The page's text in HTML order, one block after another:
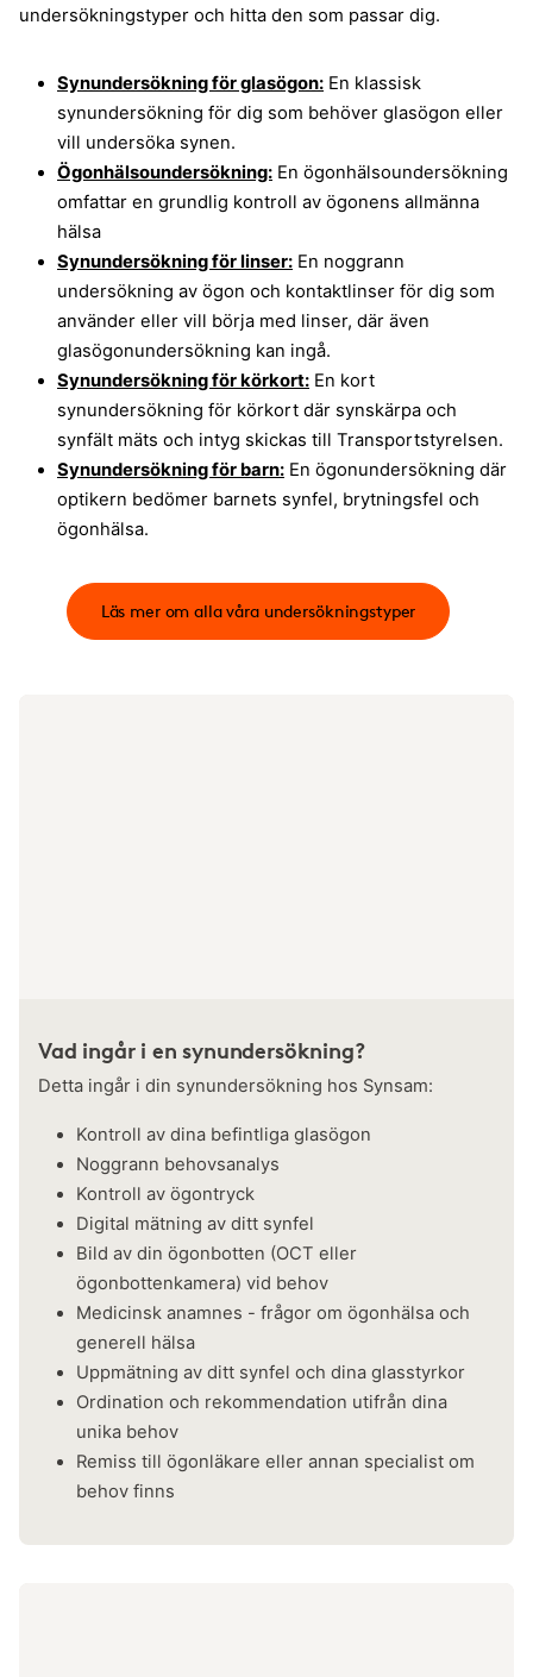
undersökningstyper och hitta den som passar dig.
Synundersökning för glasögon: En klassisk
synundersökning för dig som behöver glasögon eller
vill undersöka synen.
Ögonhälsoundersökning: En ögonhälsoundersökning
omfattar en grundlig kontroll av ögonens allmänna
hälsa
Synundersökning för linser: En noggrann
undersökning av ögon och kontaktlinser för dig som
använder eller vill börja med linser, där även
glasögonundersökning kan ingå.
Synundersökning för körkort: En kort
synundersökning för körkort där synskärpa och
synfält mäts och intyg skickas till Transportstyrelsen.
Synundersökning för barn: En ögonundersökning där
optikern bedömer barnets synfel, brytningsfel och
ögonhälsa.
Läs mer om alla våra undersökningstyper
Vad ingår i en synundersökning?
Detta ingår i din synundersökning hos Synsam:
Kontroll av dina befintliga glasögon
Noggrann behovsanalys
Kontroll av ögontryck
Digital mätning av ditt synfel
Bild av din ögonbotten (OCT eller
ögonbottenkamera) vid behov
Medicinsk anamnes - frågor om ögonhälsa och
generell hälsa
Uppmätning av ditt synfel och dina glasstyrkor
Ordination och rekommendation utifrån dina
unika behov
​Remiss till ögonläkare eller annan specialist om
behov finns